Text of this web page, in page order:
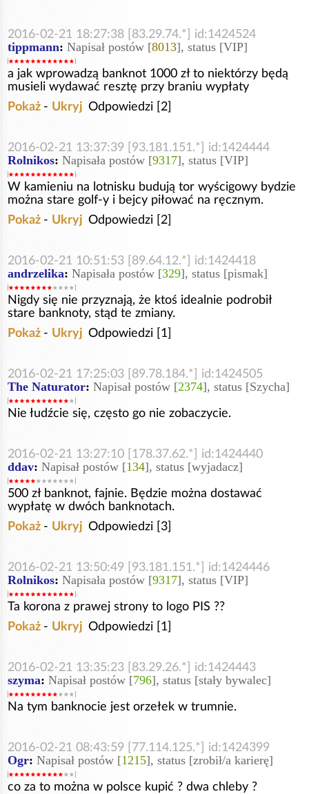
2016-02-21 18:27:38 [83.29.74.*] id:1424524
tippmann: Napisał postów [8013], status [VIP]
a jak wprowadzą banknot 1000 zł to niektórzy będą
musieli wydawać resztę przy braniu wypłaty
Pokaż - Ukryj Odpowiedzi [2]
2016-02-21 13:37:39 [93.181.151.*] id:1424444
Rolnikos: Napisała postów [9317], status [VIP]
W kamieniu na lotnisku budują tor wyścigowy bydzie
można stare golf-y i bejcy piłować na ręcznym.
Pokaż - Ukryj Odpowiedzi [2]
2016-02-21 10:51:53 [89.64.12.*] id:1424418
andrzelika: Napisała postów [329], status [pismak]
Nigdy się nie przyznają, że ktoś idealnie podrobił
stare banknoty, stąd te zmiany.
Pokaż - Ukryj Odpowiedzi [1]
2016-02-21 17:25:03 [89.78.184.*] id:1424505
The Naturator: Napisał postów [2374], status [Szycha]
Nie łudźcie się, często go nie zobaczycie.
2016-02-21 13:27:10 [178.37.62.*] id:1424440
ddav: Napisał postów [134], status [wyjadacz]
500 zł banknot, fajnie. Będzie można dostawać
wypłatę w dwóch banknotach.
Pokaż - Ukryj Odpowiedzi [3]
2016-02-21 13:50:49 [93.181.151.*] id:1424446
Rolnikos: Napisała postów [9317], status [VIP]
Ta korona z prawej strony to logo PIS ??
Pokaż - Ukryj Odpowiedzi [1]
2016-02-21 13:35:23 [83.29.26.*] id:1424443
szyma: Napisał postów [796], status [stały bywalec]
Na tym banknocie jest orzełek w trumnie.
2016-02-21 08:43:59 [77.114.125.*] id:1424399
Ogr: Napisał postów [1215], status [zrobił/a karierę]
co za to można w polsce kupić ? dwa chleby ?